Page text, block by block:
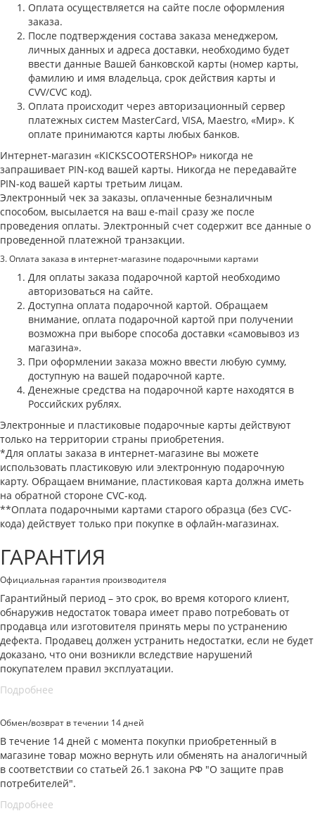
Оплата осуществляется на сайте после оформления
заказа.
После подтверждения состава заказа менеджером,
личных данных и адреса доставки, необходимо будет
ввести данные Вашей банковской карты (номер карты,
фамилию и имя владельца, срок действия карты и
CVV/CVC код).
Оплата происходит через авторизационный сервер
платежных систем MasterCard, VISA, Maestro, «Мир». К
оплате принимаются карты любых банков.
Интернет-магазин «KICKSCOOTERSHOP» никогда не
запрашивает PIN-код вашей карты. Никогда не передавайте
PIN-код вашей карты третьим лицам.
Электронный чек за заказы, оплаченные безналичным
способом, высылается на ваш e-mail сразу же после
проведения оплаты. Электронный счет содержит все данные о
проведенной платежной транзакции.
3. Оплата заказа в интернет-магазине подарочными картами
Для оплаты заказа подарочной картой необходимо
авторизоваться на сайте.
Доступна оплата подарочной картой. Обращаем
внимание, оплата подарочной картой при получении
возможна при выборе способа доставки «самовывоз из
магазина».
При оформлении заказа можно ввести любую сумму,
доступную на вашей подарочной карте.
Денежные средства на подарочной карте находятся в
Российских рублях.
Электронные и пластиковые подарочные карты действуют
только на территории страны приобретения.
*Для оплаты заказа в интернет-магазине вы можете
использовать пластиковую или электронную подарочную
карту. Обращаем внимание, пластиковая карта должна иметь
на обратной стороне CVC-код.
**Оплата подарочными картами старого образца (без CVC-
кода) действует только при покупке в офлайн-магазинах.
ГАРАНТИЯ
Официальная гарантия производителя
Гарантийный период – это срок, во время которого клиент,
обнаружив недостаток товара имеет право потребовать от
продавца или изготовителя принять меры по устранению
дефекта. Продавец должен устранить недостатки, если не будет
доказано, что они возникли вследствие нарушений
покупателем правил эксплуатации.
Подробнее
Обмен/возврат в течении 14 дней
В течение 14 дней с момента покупки приобретенный в
магазине товар можно вернуть или обменять на аналогичный
в соответствии со статьей 26.1 закона РФ "О защите прав
потребителей".
Подробнее